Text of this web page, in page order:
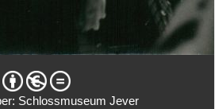
Schlossmuseum Jever